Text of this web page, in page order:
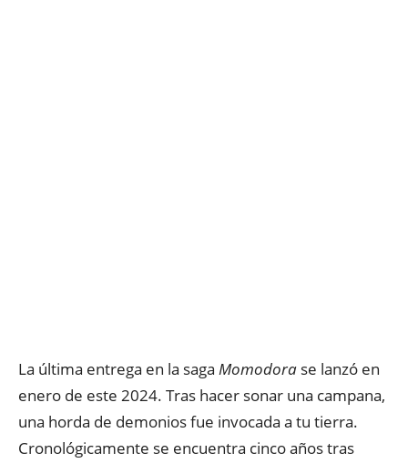
La última entrega en la saga Momodora se lanzó en
enero de este 2024. Tras hacer sonar una campana,
una horda de demonios fue invocada a tu tierra.
Cronológicamente se encuentra cinco años tras